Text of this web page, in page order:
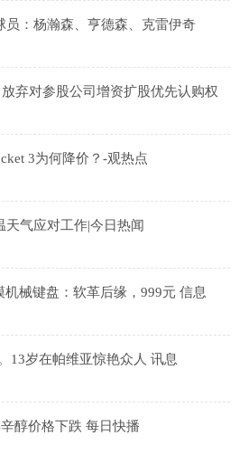
员：杨瀚森、亨德森、克雷伊奇
弃对参股公司增资扩股优先认购权
3为何降价？-观热点
气应对工作|今日热闻
械键盘：软革后缘，999元 信息
13岁在帕维亚惊艳众人 讯息
醇价格下跌 每日快播